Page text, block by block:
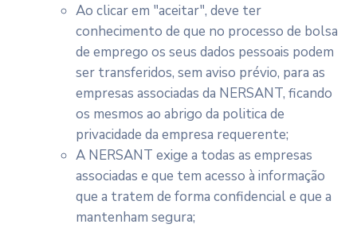
Ao clicar em "aceitar", deve ter
conhecimento de que no processo de bolsa
de emprego os seus dados pessoais podem
ser transferidos, sem aviso prévio, para as
empresas associadas da NERSANT, ficando
os mesmos ao abrigo da politica de
privacidade da empresa requerente;
A NERSANT exige a todas as empresas
associadas e que tem acesso à informação
que a tratem de forma confidencial e que a
mantenham segura;